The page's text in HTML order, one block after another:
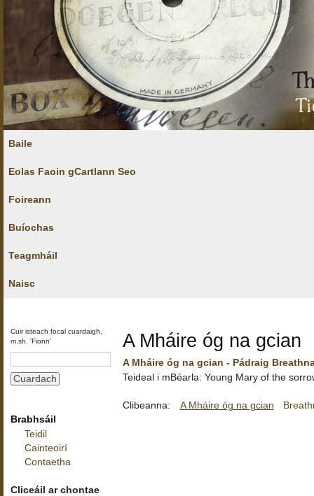
Baile
Eolas Faoin gCartlann Seo
Foireann
Buíochas
Teagmháil
Naisc
Cuir isteach focal cuardaigh,
m.sh. 'Fionn'
Brabhsáil
Teidil
Cainteoirí
Contaetha
Cliceáil ar chontae
A Mháire óg na gcian
A Mháire óg na gcian - Pádraig
Teideal i mBéarla: Young Mary of the
Clibeanna: A Mháire óg na gcian